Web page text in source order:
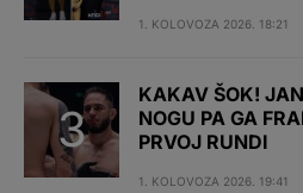
1. KOLOVOZA 2026. 18:21
KAKAV ŠOK!
NOGU PA GA
PRVOJ RUNDI
1. KOLOVOZA 2026. 19:41